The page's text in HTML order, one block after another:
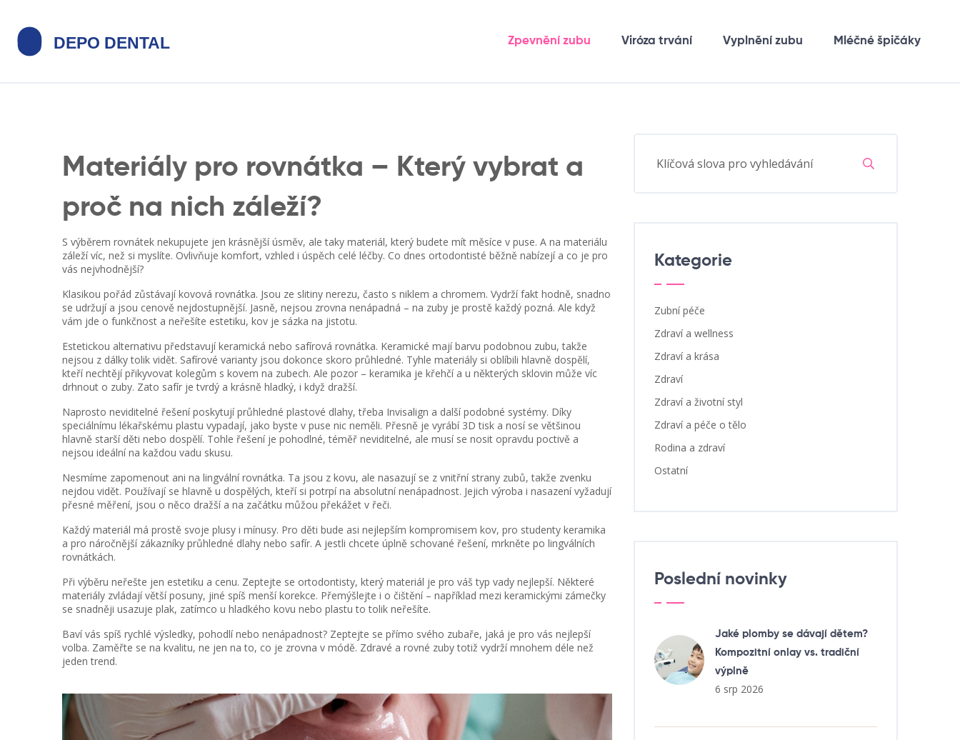
Zpevnění zubu Viróza trvání Vyplnění zubu Mléčné špičáky
Materiály pro rovnátka – Který vybrat a
proč na nich záleží?
S výběrem rovnátek nekupujete jen krásnější úsměv, ale taky materiál, který budete mít měsíce v puse. A na materiálu
záleží víc, než si myslíte. Ovlivňuje komfort, vzhled i úspěch celé léčby. Co dnes ortodontisté běžně nabízejí a co je pro
vás nejvhodnější?
Klasikou pořád zůstávají kovová rovnátka. Jsou ze slitiny nerezu, často s niklem a chromem. Vydrží fakt hodně, snadno
se udržují a jsou cenově nejdostupnější. Jasně, nejsou zrovna nenápadná – na zuby je prostě každý pozná. Ale když
vám jde o funkčnost a neřešíte estetiku, kov je sázka na jistotu.
Estetickou alternativu představují keramická nebo safírová rovnátka. Keramické mají barvu podobnou zubu, takže
nejsou z dálky tolik vidět. Safírové varianty jsou dokonce skoro průhledné. Tyhle materiály si oblíbili hlavně dospělí,
kteří nechtějí přikyvovat kolegům s kovem na zubech. Ale pozor – keramika je křehčí a u některých sklovin může víc
drhnout o zuby. Zato safír je tvrdý a krásně hladký, i když dražší.
Naprosto neviditelné řešení poskytují průhledné plastové dlahy, třeba Invisalign a další podobné systémy. Díky
speciálnímu lékařskému plastu vypadají, jako byste v puse nic neměli. Přesně je vyrábí 3D tisk a nosí se většinou
hlavně starší děti nebo dospělí. Tohle řešení je pohodlné, téměř neviditelné, ale musí se nosit opravdu poctivě a
nejsou ideální na každou vadu skusu.
Nesmíme zapomenout ani na lingvální rovnátka. Ta jsou z kovu, ale nasazují se z vnitřní strany zubů, takže zvenku
nejdou vidět. Používají se hlavně u dospělých, kteří si potrpí na absolutní nenápadnost. Jejich výroba i nasazení vyžadují
přesné měření, jsou o něco dražší a na začátku můžou překážet v řeči.
Každý materiál má prostě svoje plusy i mínusy. Pro děti bude asi nejlepším kompromisem kov, pro studenty keramika
a pro náročnější zákazníky průhledné dlahy nebo safír. A jestli chcete úplně schované řešení, mrkněte po lingválních
rovnátkách.
Při výběru neřešte jen estetiku a cenu. Zeptejte se ortodontisty, který materiál je pro váš typ vady nejlepší. Některé
materiály zvládají větší posuny, jiné spíš menší korekce. Přemýšlejte i o čištění – například mezi keramickými zámečky
se snadněji usazuje plak, zatímco u hladkého kovu nebo plastu to tolik neřešíte.
Baví vás spíš rychlé výsledky, pohodlí nebo nenápadnost? Zeptejte se přímo svého zubaře, jaká je pro vás nejlepší
volba. Zaměřte se na kvalitu, ne jen na to, co je zrovna v módě. Zdravé a rovné zuby totiž vydrží mnohem déle než
jeden trend.
Kategorie
Zubní péče
Zdraví a wellness
Zdraví a krása
Zdraví
Zdraví a životní styl
Zdraví a péče o tělo
Rodina a zdraví
Ostatní
Poslední novinky
Jaké plomby se dávají dětem?
Kompozitní onlay vs. tradiční
výplně
6 srp 2026